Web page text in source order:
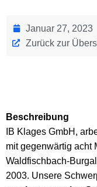
Januar 27, 2023
Zurück zur
Beschreibung
IB Klages GmbH,
mit gegenwärtig acht
Waldfischbach-
2003. Unsere